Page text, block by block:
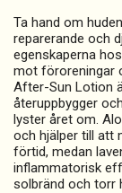
Ta hand om
reparerande och
egenskaperna
mot föroreningar
After-Sun Lotion
återuppbygger
lyster året om.
och hjälper till att
förtid, medan
inflammatorisk
solbränd och torr